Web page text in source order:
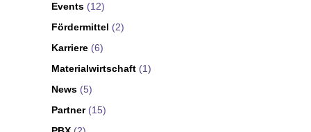
Events (12)
Fördermittel (2)
Karriere (6)
Materialwirtschaft (1)
News (5)
Partner(15)